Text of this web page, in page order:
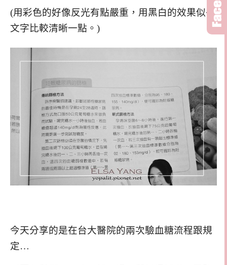
(用彩色的好像反光有點嚴重，用黑白的效果似乎
文字比較清晰一點。)
今天分享的是在台大醫院的兩次驗血糖流程跟規
定…